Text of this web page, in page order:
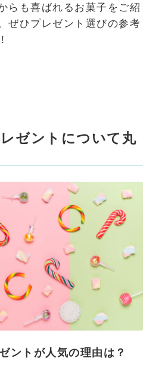
らも喜ばれるお菓子をご紹
ぜひプレゼント選びの参考
ゼントについて丸
ントが人気の理由は？